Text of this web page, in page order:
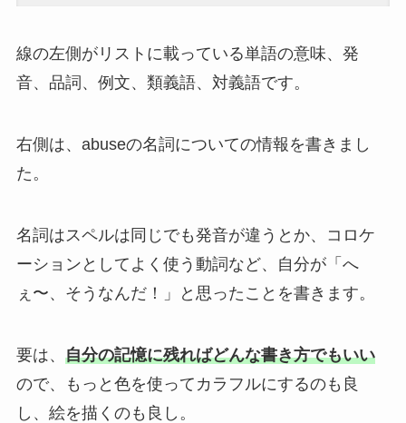
線の左側がリストに載っている単語の意味、発
音、品詞、例文、類義語、対義語です。
右側は、abuseの名詞についての情報を書きまし
た。
名詞はスペルは同じでも発音が違うとか、コロケ
ーションとしてよく使う動詞など、自分が「へ
ぇ〜、そうなんだ！」と思ったことを書きます。
要は、 自分の記憶に残ればどんな書き方でもいい
ので、もっと色を使ってカラフルにするのも良
し、絵を描くのも良し。